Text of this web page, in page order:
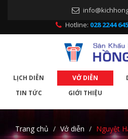
Hotline: 028 2244
LỊCH DIỄN VỞ DIỄN
TIN TỨC
GIỚI THIỆU
Trang chủ Vở diễn Nguyệt